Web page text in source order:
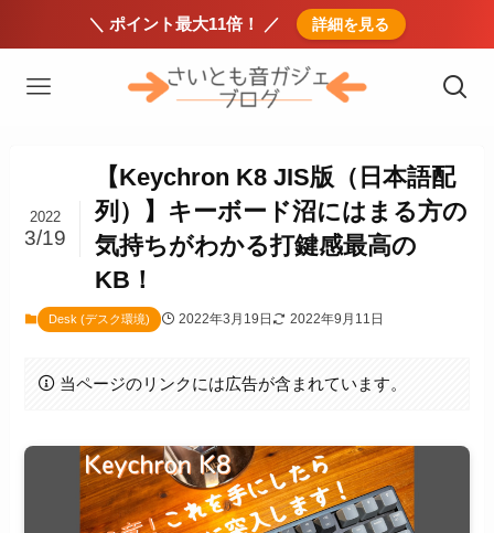
＼ ポイント最大11倍！ ／ 詳細を見る
【Keychron K8 JIS版（日本語配
列）】キーボード沼にはまる方の
気持ちがわかる打鍵感最高の
KB！
2022
3/19
Desk (デスク環境) 2022年3月19日 2022年9月11日
当ページのリンクには広告が含まれています。